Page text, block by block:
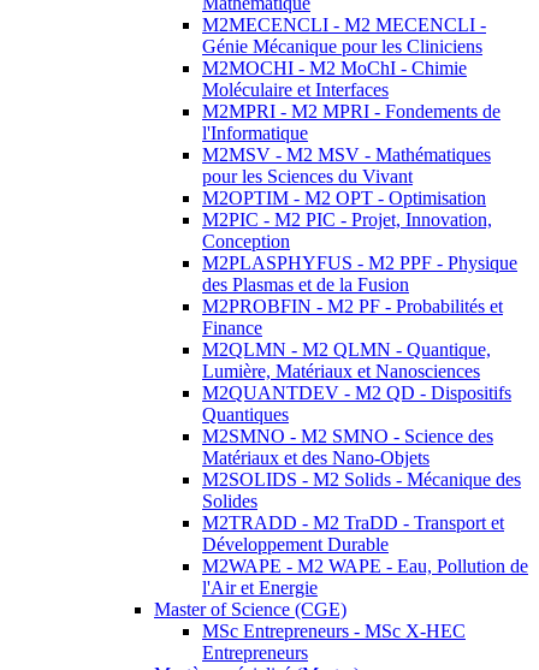
M2MECENCLI - M2 MECENCLI -
Génie Mécanique pour les Cliniciens
M2MOCHI - M2 MoChI - Chimie
Moléculaire et Interfaces
M2MPRI - M2 MPRI - Fondements de
l'Informatique
M2MSV - M2 MSV - Mathématiques
pour les Sciences du Vivant
M2OPTIM - M2 OPT - Optimisation
M2PIC - M2 PIC - Projet, Innovation,
Conception
M2PLASPHYFUS - M2 PPF - Physique
des Plasmas et de la Fusion
M2PROBFIN - M2 PF - Probabilités et
Finance
M2QLMN - M2 QLMN - Quantique,
Lumière, Matériaux et Nanosciences
M2QUANTDEV - M2 QD - Dispositifs
Quantiques
M2SMNO - M2 SMNO - Science des
Matériaux et des Nano-Objets
M2SOLIDS - M2 Solids - Mécanique des
Solides
M2TRADD - M2 TraDD - Transport et
Développement Durable
M2WAPE - M2 WAPE - Eau, Pollution de
l'Air et Energie
Master of Science (CGE)
MSc Entrepreneurs - MSc X-HEC
Entrepreneurs